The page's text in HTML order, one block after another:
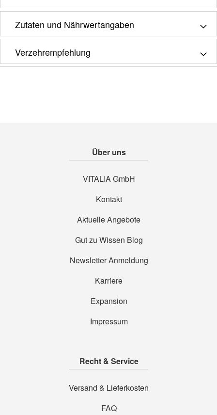
Zutaten und Nährwertangaben
Verzehrempfehlung
Über uns
VITALIA GmbH
Kontakt
Aktuelle Angebote
Gut zu Wissen Blog
Newsletter Anmeldung
Karriere
Expansion
Impressum
Recht & Service
Versand & Lieferkosten
FAQ